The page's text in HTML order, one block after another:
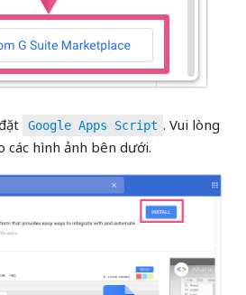
Google Apps Script . Vui lòng
các hình ảnh bên dưới.